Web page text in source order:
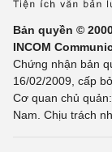
Bản quyền ©
INCOM
Chứng nhận bản
16/02/2009, cấp
Cơ quan chủ
Nam. Chịu trách